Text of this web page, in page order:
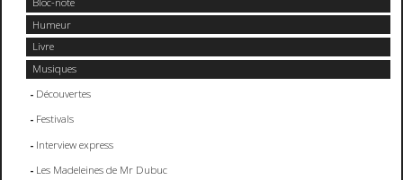
Humeur
Livre
Musiques
Découvertes
Festivals
Interview express
Les Madeleines de Mr Dubuc